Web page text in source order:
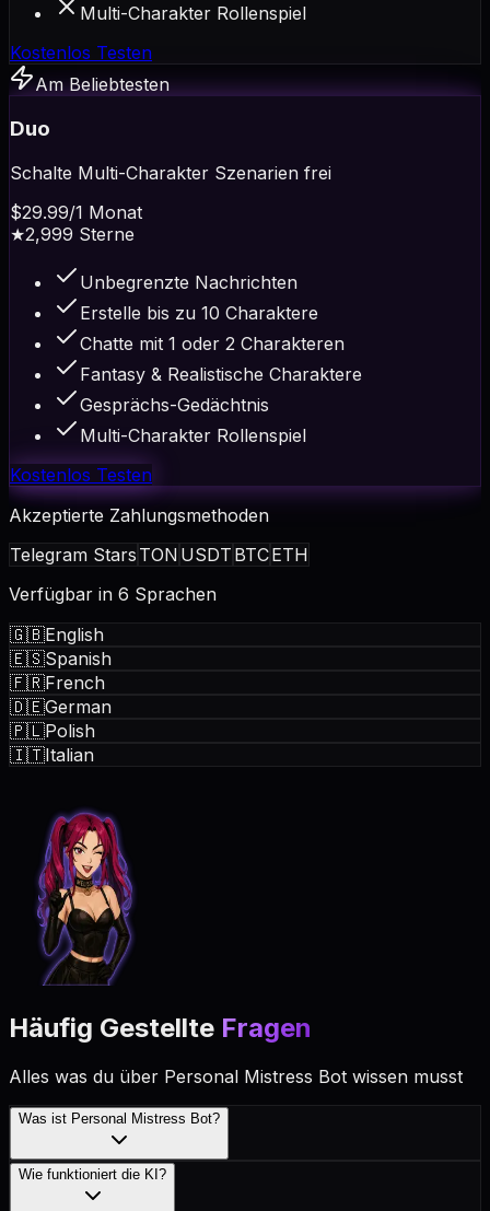
Multi-Charakter Rollenspiel
Kostenlos Testen
Am Beliebtesten
Duo
Schalte Multi-Charakter Szenarien frei
$29.99/1 Monat
★2,999 Sterne
Unbegrenzte Nachrichten
Erstelle bis zu 10 Charaktere
Chatte mit 1 oder 2 Charakteren
Fantasy & Realistische Charaktere
Gesprächs-Gedächtnis
Multi-Charakter Rollenspiel
Kostenlos Testen
Akzeptierte Zahlungsmethoden
Telegram Stars TON USDT BTCETH
Verfügbar in 6 Sprachen
🇬🇧English
🇪🇸Spanish
🇫🇷French
🇩🇪German
🇵🇱Polish
🇮🇹Italian
Häufig Gestellte Fragen
Alles was du über Personal Mistress Bot wissen musst
Was ist Personal Mistress Bot?
Wie funktioniert die KI?